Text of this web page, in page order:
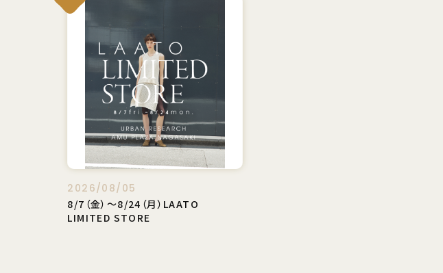
2026/08/05
8/7（金）〜8/24（月）LAATO
LIMITED STORE